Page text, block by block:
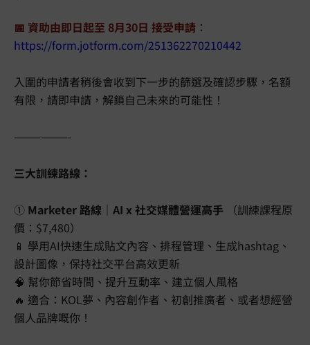
📅 資助由即日起至 8月30日 接受申請 ：
https://form.jotform.com/251362270210442
入圍的申請者稍後會收到下一步的篩選及確認步驟，名額
有限，請即申請，解鎖自己未來的可能性！
——————-
三大訓練路線：
① Marketer路線｜ AI x社交媒體營運高手
（訓練課程原
價：$7,480）
📱 學用AI快速生成貼文內容、排程管理、生成hashtag、
設計圖像，保持社交平台高效更新
🧠 幫你節省時間、提升互動率、建立個人風格
🔥 適合：KOL夢、內容創作者、初創推廣者、或者想經營
個人品牌嘅你！